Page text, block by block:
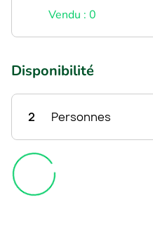
Vendu : 0
Disponibilité
2 Personnes